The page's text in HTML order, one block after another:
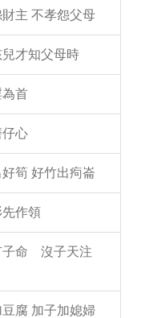
主 不孝怨父母
才知父母時
首
心
筍 好竹出痀崙
作領
子命 沒子天注
腐 加子加媳婦